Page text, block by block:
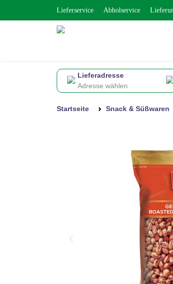
Lieferservice Abholservice
Lieferadresse
Adresse wählen
Startseite Snack & Süßwaren